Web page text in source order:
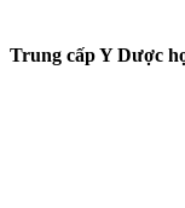
Trung cấp Y Dược